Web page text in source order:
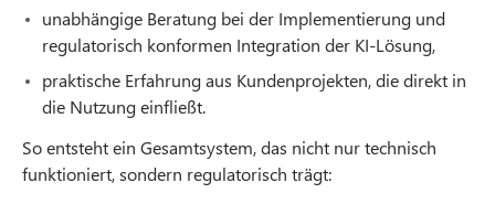
unabhängige Beratung bei der Implementierung und
regulatorisch konformen Integration der KI-Lösung,
praktische Erfahrung aus Kundenprojekten, die direkt in
die Nutzung einfließt.
So entsteht ein Gesamtsystem, das nicht nur technisch
funktioniert, sondern regulatorisch trägt: